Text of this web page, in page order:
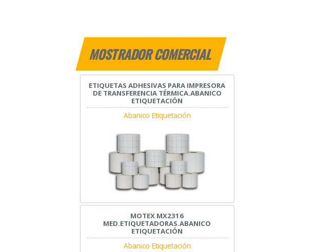
MOSTRADOR COMERCIAL
ETIQUETAS ADHESIVAS PARA IMPRESORA
DE TRANSFERENCIA TÉRMICA.ABANICO
ETIQUETACIÓN
Abanico Etiquetación
MOTEX MX2316
MED.ETIQUETADORAS.ABANICO
ETIQUETACIÓN
Abanico Etiquetación